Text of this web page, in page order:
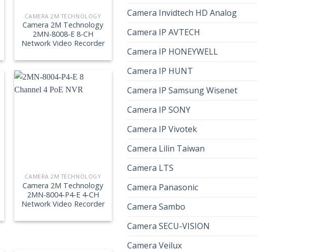
CAMERA 2M TECHNOLOGY
Camera 2M Technology
2MN-8008-E 8-CH
Network Video Recorder
CAMERA 2M TECHNOLOGY
Camera 2M Technology
2MN-8004-P4-E 4-CH
Network Video Recorder
Camera Invidtech HD Analog
Camera IP AVTECH
Camera IP HONEYWELL
Camera IP HUNT
Camera IP Samsung Wisenet
Camera IP SONY
Camera IP Vivotek
Camera Lilin Taiwan
Camera LTS
Camera Panasonic
Camera Sambo
Camera SECU-VISION
Camera Veilux